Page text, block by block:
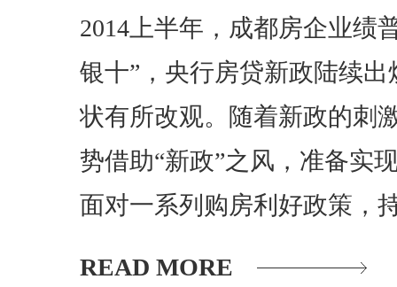
2014上半年，成都房企业绩
银十”，央行房贷新政陆续
状有所改观。随着新政的刺
势借助“新政”之风，准备实
面对一系列购房利好政策，
READ MORE